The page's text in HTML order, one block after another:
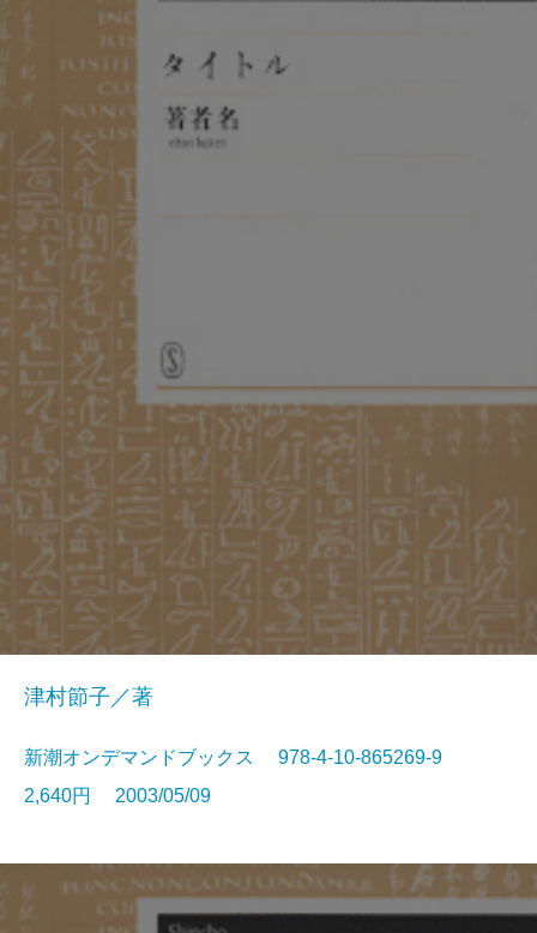
津村節子／著
新潮オンデマンドブックス 978-4-10-865269-9
2,640円 2003/05/09